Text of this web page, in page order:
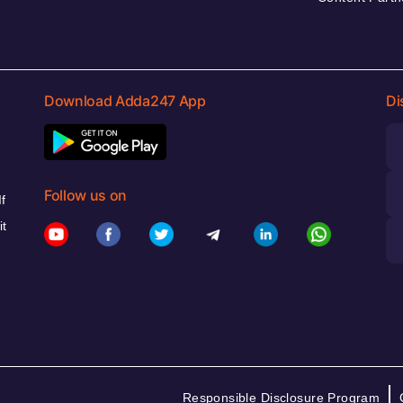
Download Adda247 App
Follow us on
Responsible Disclosure Program